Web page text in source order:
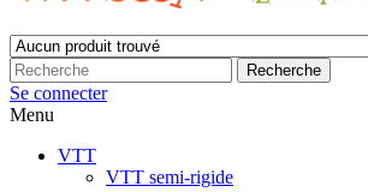
Recherche
Se connecter
Menu
VTT
VTT semi-rigide